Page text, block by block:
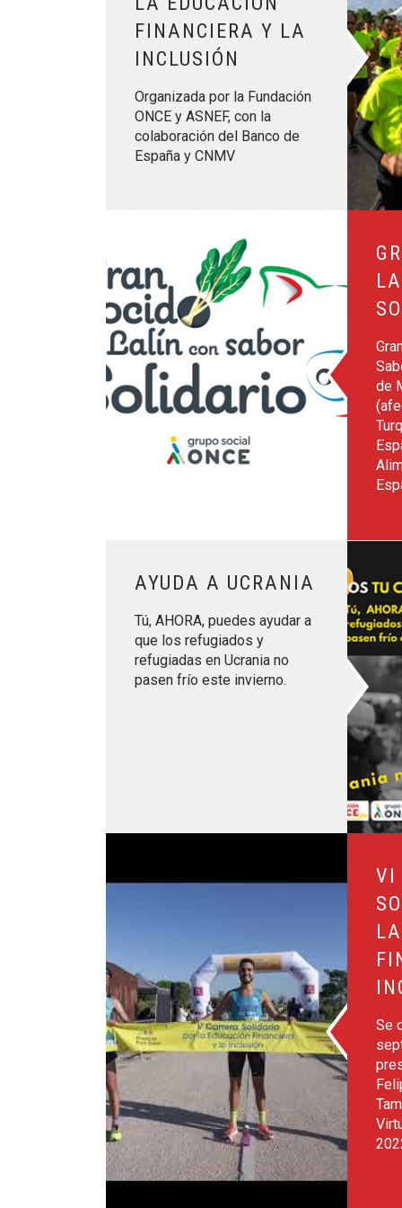
FINANCIERA Y LA
INCLUSIÓN
Organizada por la Fundación
ONCE y ASNEF, con la
colaboración del Banco de
España y CNMV
de
AYUDA A UCRANIA
Tú, AHORA, puedes ayudar a
que los refugiados y
refugiadas en Ucrania no
pasen frío este invierno.
VI
Se